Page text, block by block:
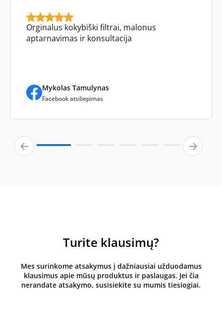
Orginalus kokybiški filtrai, malonus
aptarnavimas ir konsultacija
Mykolas Tamulynas
Facebook atsiliepimas
Turite klausimų?
Mes surinkome atsakymus į dažniausiai užduodamus
klausimus apie mūsų produktus ir paslaugas. Jei čia
nerandate atsakymo, susisiekite su mumis tiesiogiai.